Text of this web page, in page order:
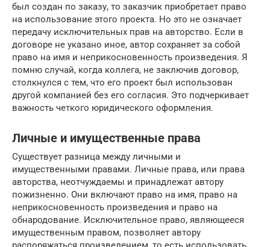
был создан по заказу, то заказчик приобретает право
на использование этого проекта. Но это не означает
передачу исключительных прав на авторство. Если в
договоре не указано иное, автор сохраняет за собой
право на имя и неприкосновенность произведения. Я
помню случай, когда коллега, не заключив договор,
столкнулся с тем, что его проект был использован
другой компанией без его согласия. Это подчеркивает
важность четкого юридического оформления.
Личные и имущественные права
Существует разница между личными и
имущественными правами. Личные права, или права
авторства, неотчуждаемы и принадлежат автору
пожизненно. Они включают право на имя, право на
неприкосновенность произведения и право на
обнародование. Исключительное право, являющееся
имущественным правом, позволяет автору